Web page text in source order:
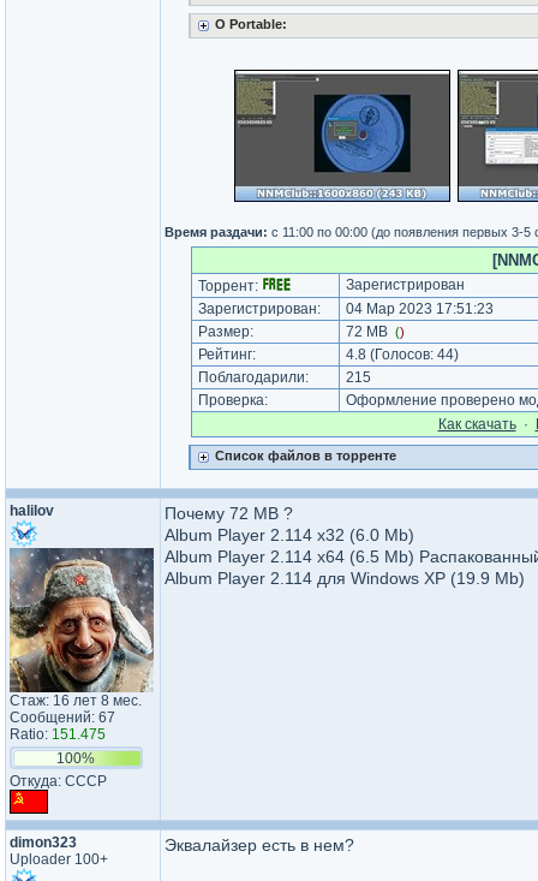
O Portable:
Время раздачи: с 11:00 по 00:00 (до появления первых 3-5
Торрент:
Зарегистрирован
Зарегистрирован:
04 Мар 2023 17:51:23
Размер:
72 MB ()
Рейтинг: 4.8 (Голосов: 44)
Поблагодарили:
215
Проверка:
Оформление проверено
Как cкачать·
Список файлов в торренте
halilov
Стаж: 16 лет 8 мес.
Сообщений: 67
Ratio: 151.475
100%
Откуда: СССР
Почему 72 MB ?
Album Player 2.114 x32 (6.0 Mb)
Album Player 2.114 x64 (6.5 Mb)
Album Player 2.114 для Windows XP (19.9 Mb)
dimon323
Uploader 100+
Эквалайзер есть в нем?